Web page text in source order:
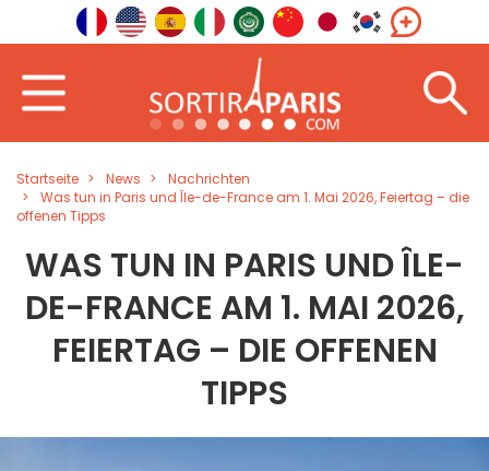
Startseite News
Nachrichten
Was tun in Paris und Île-de-France am 1. Mai 2026, Feiertag – die
offenen Tipps
WAS TUN IN PARIS UND ÎLE-
DE-FRANCE AM 1. MAI 2026,
FEIERTAG – DIE OFFENEN
TIPPS